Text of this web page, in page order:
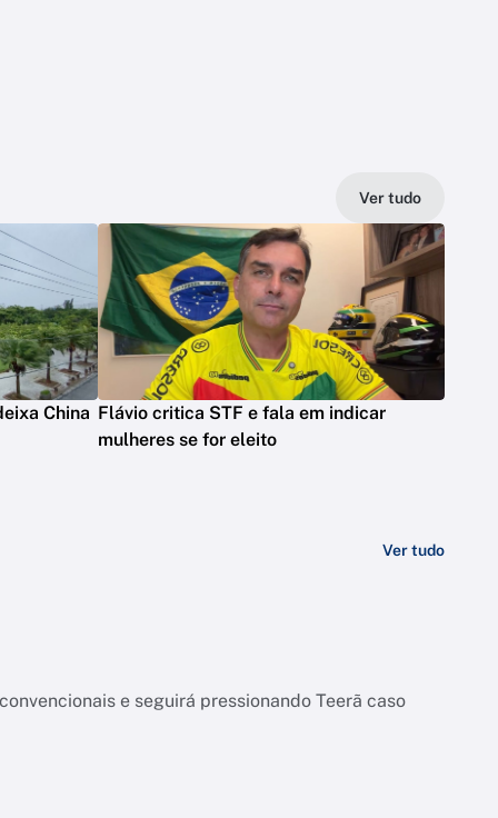
Ver tudo
China Flávio critica STF e fala em indicar
mulheres se for eleito
Ver tudo
e seguirá pressionando Teerã caso